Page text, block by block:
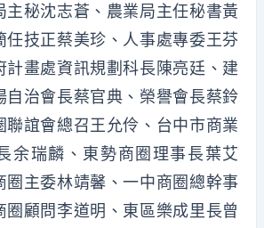
主秘沈志蒼、農業局主任秘書黃
任技正蔡美珍、人事處專委王芬
計畫處資訊規劃科長陳亮廷、建
自治會長蔡官典、榮譽會長蔡鈴
聯誼會總召王允伶、台中市商業
余瑞麟、東勢商圈理事長葉艾
圈主委林靖馨、一中商圈總幹事
圈顧問李道明、東區樂成里長曾